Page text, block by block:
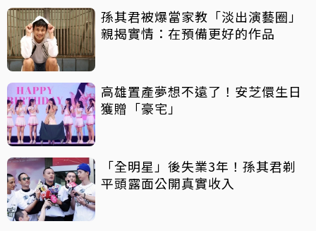
孫其君被爆當家教「淡出演藝圈」
親揭實情：在預備更好的作品
高雄置產夢想不遠了！安芝儇生日
獲贈「豪宅」
「全明星」後失業3年！孫其君剃
平頭露面公開真實收入